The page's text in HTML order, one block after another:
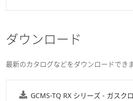
ダウンロード
最新のカタログなどをダウンロードできま
GCMS-TQ RX シリーズ - ガスク